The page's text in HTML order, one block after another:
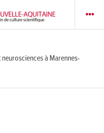
à Marennes-